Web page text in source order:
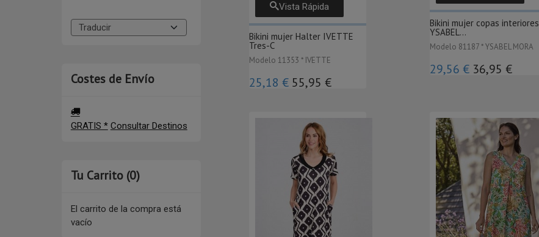
Costes de Envío
GRATIS * Consultar Destinos
Tu Carrito (0)
El carrito de la compra está
vacío
Vista Rápida
Bikini mujer Halter IVETTE
Tres-C
Modelo 11353 * IVETTE
25,18 € 55,95 €
Bikini mujer copas interiores
YSABEL...
Modelo 81187 * YSABEL MORA
29,56 € 36,95 €